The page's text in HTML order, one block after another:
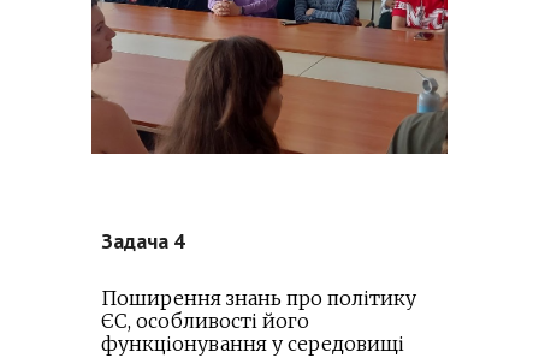
Задача 4
Поширення знань про політику
ЄС, особливості його
функціонування у середовищі